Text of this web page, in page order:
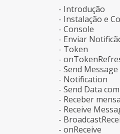
- Introdução
- Instalação e
- Console
- Enviar
- Token
-
- Send Message
- Notification
- Send Data
- Receber
- Receive
-
- onReceive